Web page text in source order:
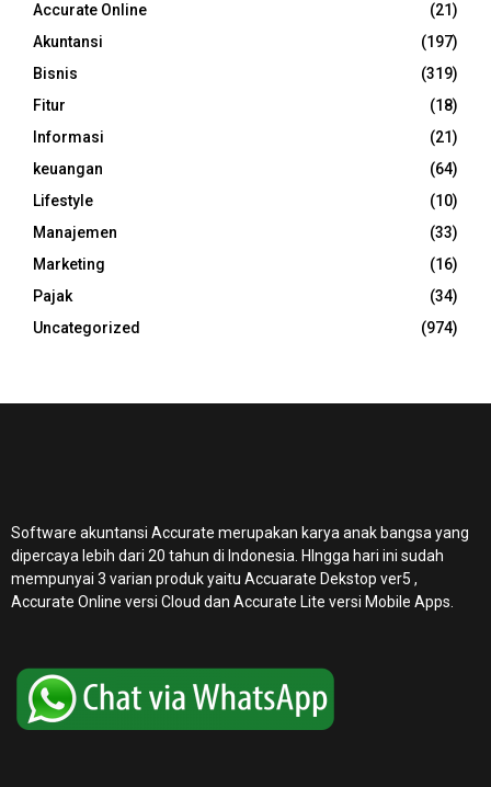
Accurate Online
(21)
Akuntansi
(197)
Bisnis
(319)
Fitur
(18)
Informasi
(21)
keuangan
(64)
Lifestyle
(10)
Manajemen
(33)
Marketing
(16)
Pajak
(34)
Uncategorized
(974)
Software akuntansi Accurate merupakan karya anak bangsa yang
dipercaya lebih dari 20 tahun di Indonesia. HIngga hari ini sudah
mempunyai 3 varian produk yaitu Accuarate Dekstop ver5 ,
Accurate Online versi Cloud dan Accurate Lite versi Mobile Apps.